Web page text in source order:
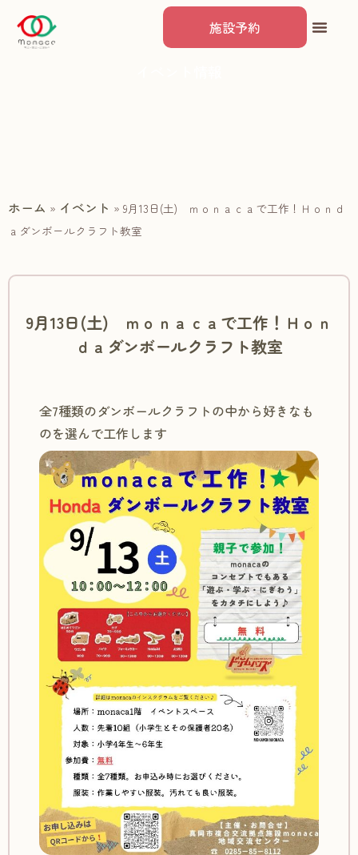
施設予約
ホーム » イベント » 9月13日(土) ｍｏｎａｃａで工作！Ｈｏｎｄ
ａダンボールクラフト教室
9月13日(土) ｍｏｎａｃａで工作！Ｈｏｎ
ｄａダンボールクラフト教室
全7種類のダンボールクラフトの中から好きなも
のを選んで工作します